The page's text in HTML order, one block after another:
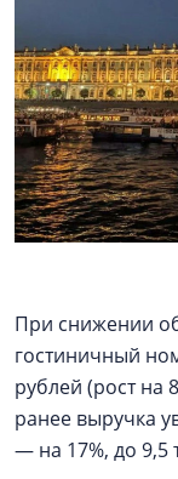
При снижении
гостиничный
рублей (рост на
ранее выручка
— на 17%, до 9,5